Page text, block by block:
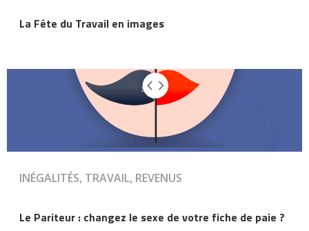
La Fête du Travail en images
INÉGALITÉS, TRAVAIL, REVENUS
Le Pariteur : changez le sexe de votre fiche de paie ?